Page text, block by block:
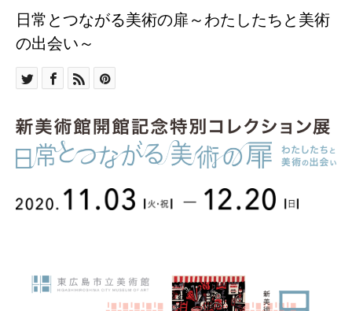
日常とつながる美術の扉～わたしたちと美術
の出会い～